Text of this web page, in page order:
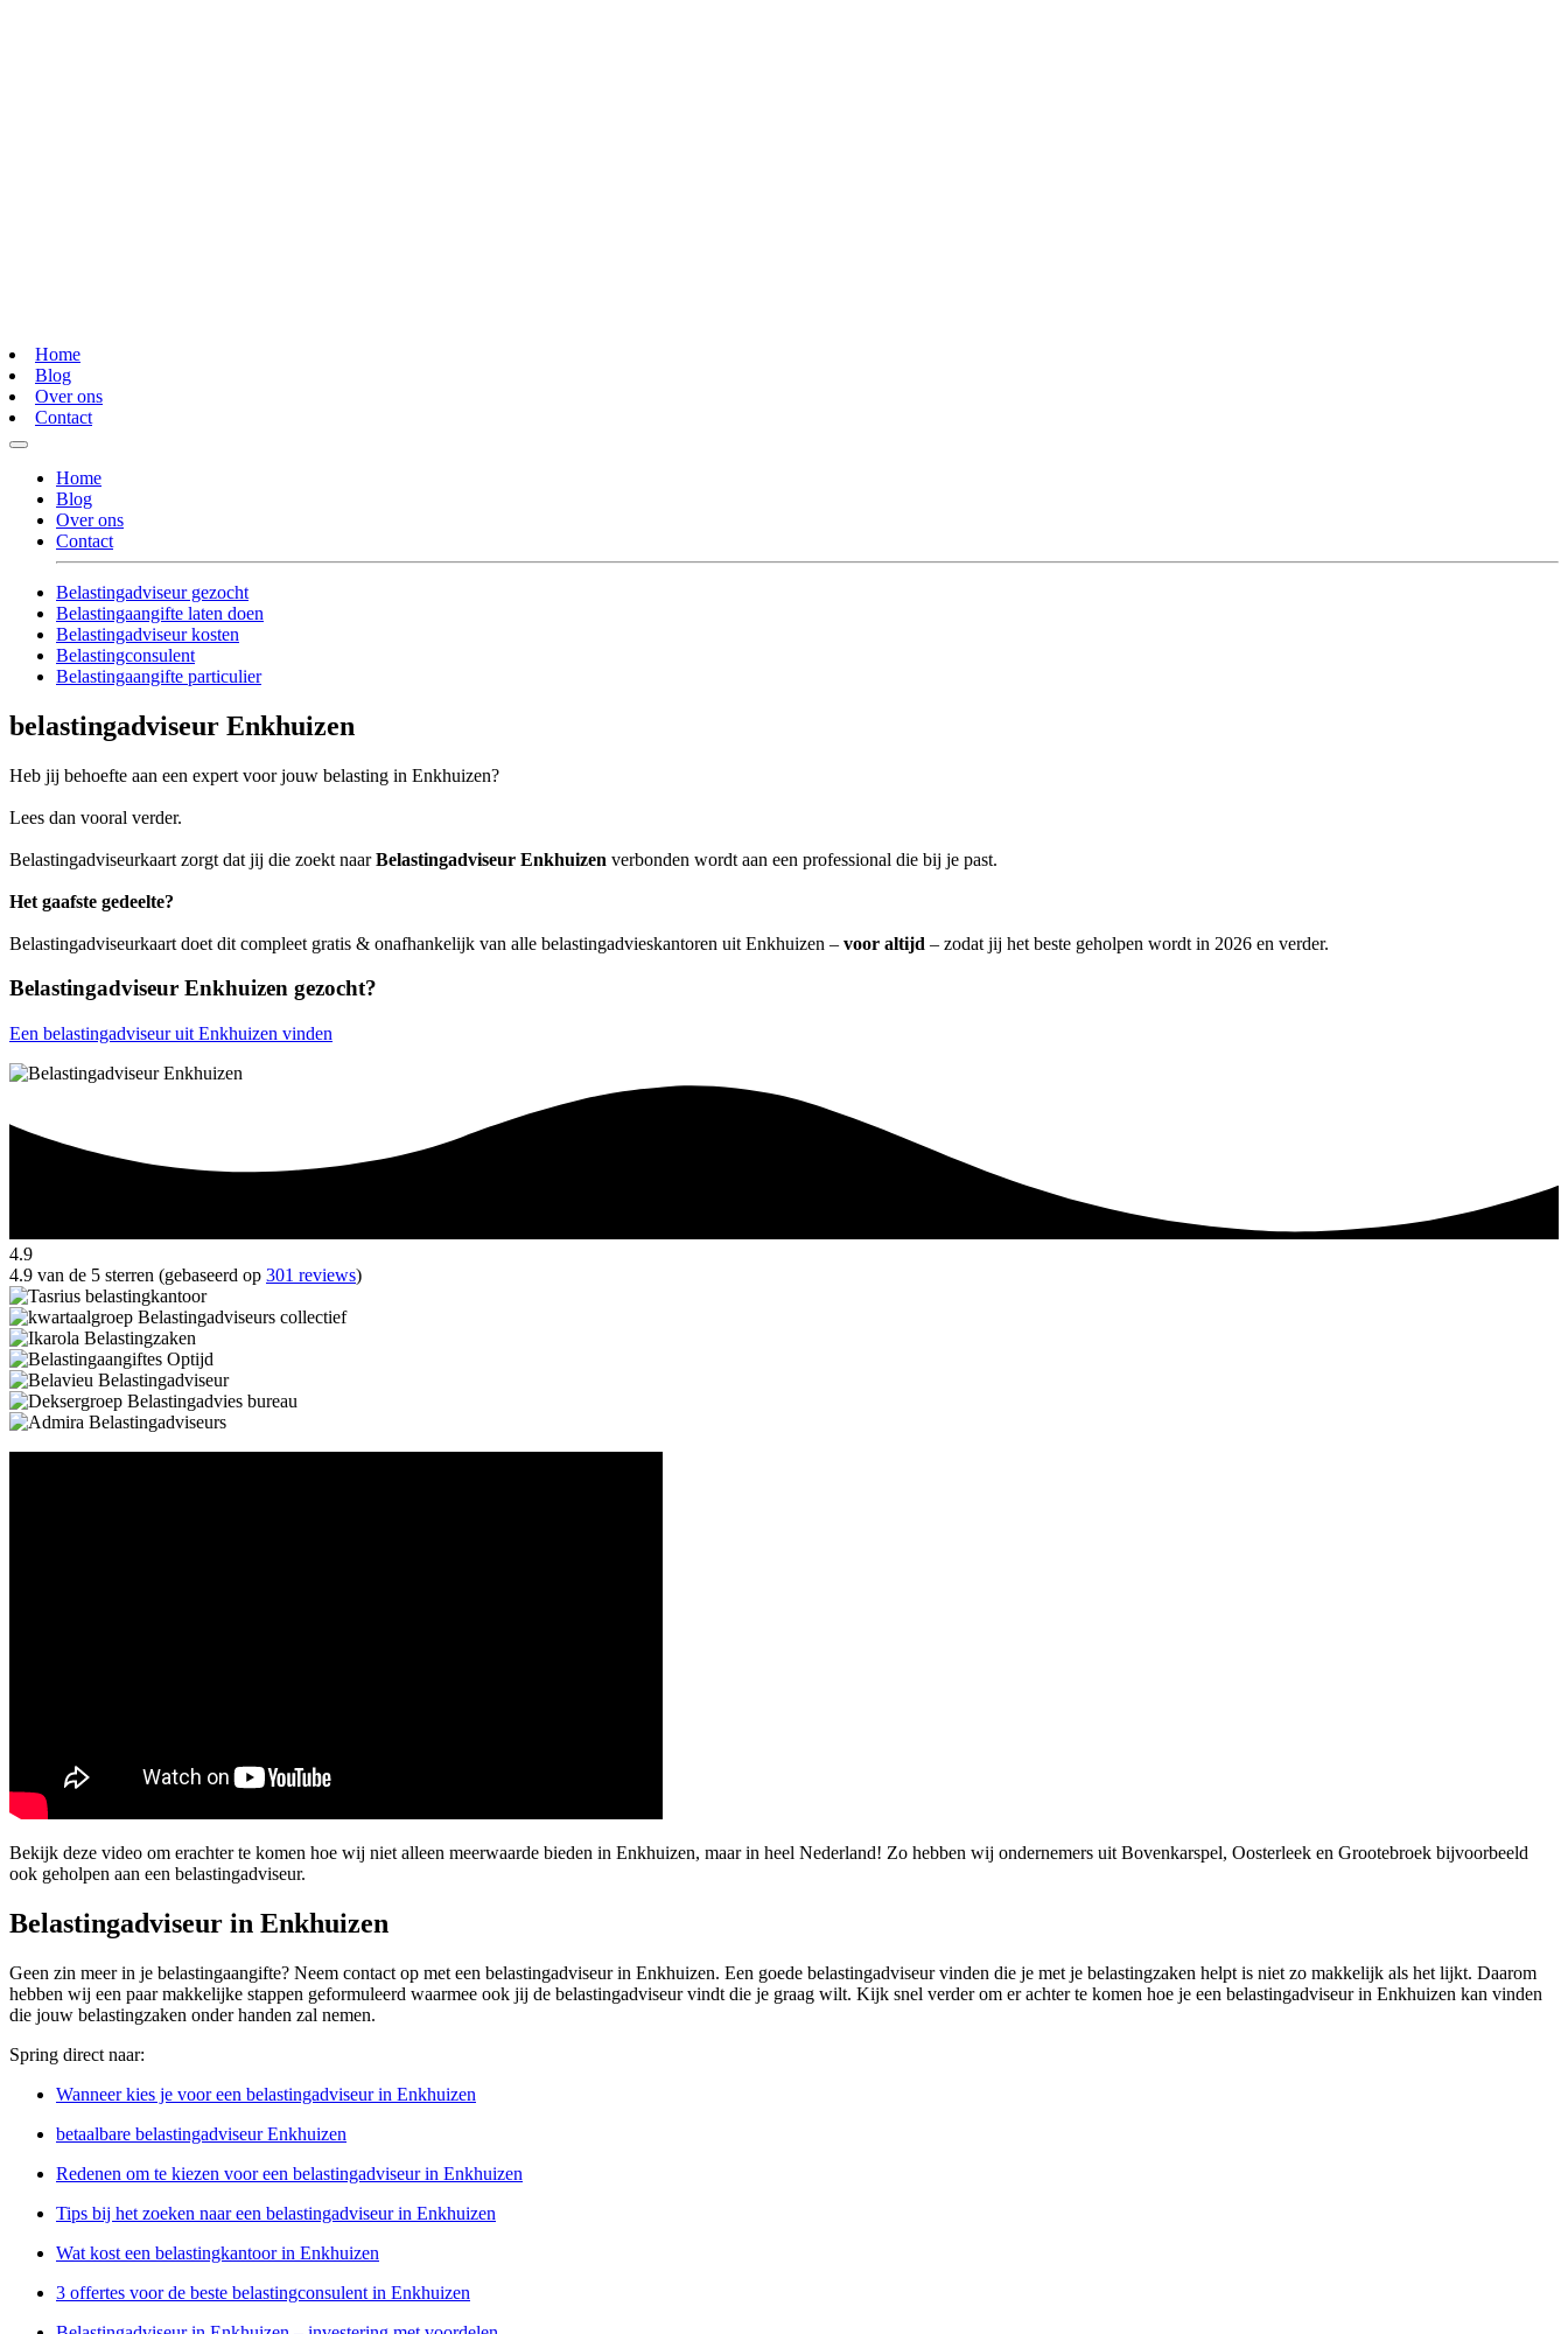
Home
Blog
Over ons
Contact
Home
Blog
Over ons
Contact
Belastingadviseur gezocht
Belastingaangifte laten doen
Belastingadviseur kosten
Belastingconsulent
Belastingaangifte particulier
belastingadviseur Enkhuizen
Heb jij behoefte aan een expert voor jouw belasting in Enkhuizen?
Lees dan vooral verder.
Belastingadviseurkaart zorgt dat jij die zoekt naarBelastingadviseur Enkhuizen verbonden wordt aan een professional die bij je past.
Het gaafste gedeelte?
Belastingadviseurkaart doet dit compleet gratis & onafhankelijk van alle belastingadvieskantoren uit Enkhuizen – voor altijd – zodat jij het beste geholpen wordt in 2026 en verder.
Belastingadviseur Enkhuizen gezocht?
Een belastingadviseur uit Enkhuizen vinden
4.9
4.9 van de 5 sterren (gebaseerd op 301 reviews)
Bekijk deze video om erachter te komen hoe wij niet alleen meerwaarde bieden in Enkhuizen, maar in heel Nederland! Zo hebben wij ondernemers uit Bovenkarspel, Oosterleek en Grootebroek bijvoorbeeld
ook geholpen aan een belastingadviseur.
Belastingadviseur in Enkhuizen
Geen zin meer in je belastingaangifte? Neem contact op met een belastingadviseur in Enkhuizen. Een goede belastingadviseur vinden die je met je belastingzaken helpt is niet zo makkelijk als het lijkt. Daarom
hebben wij een paar makkelijke stappen geformuleerd waarmee ook jij de belastingadviseur vindt die je graag wilt. Kijk snel verder om er achter te komen hoe je een belastingadviseur in Enkhuizen kan vinden
die jouw belastingzaken onder handen zal nemen.
Spring direct naar:
Wanneer kies je voor een belastingadviseur in Enkhuizen
betaalbare belastingadviseur Enkhuizen
Redenen om te kiezen voor een belastingadviseur in Enkhuizen
Tips bij het zoeken naar een belastingadviseur in Enkhuizen
Wat kost een belastingkantoor in Enkhuizen
3 offertes voor de beste belastingconsulent in Enkhuizen